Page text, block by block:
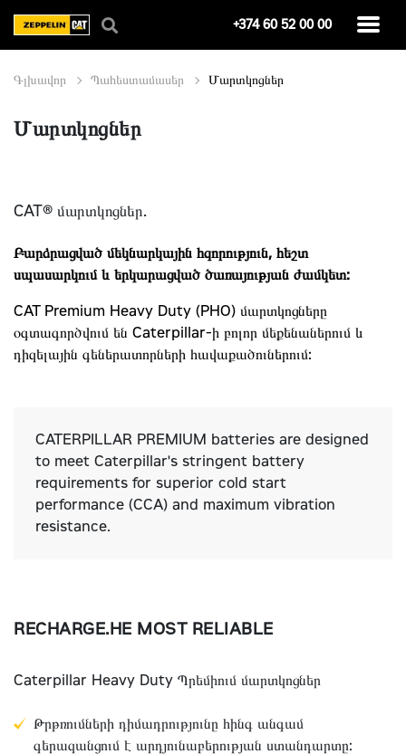
+374 60 52 00 00
Գլխավոր Պահեստամասեր Մարտկոցներ
Մարտկոցներ
CAT® մարտկոցներ.
Բարձրացված մեկնարկային հզորություն, հեշտ
սպասարկում և երկարացված ծառայության ժամկետ:
CAT Premium Heavy Duty (PHO) մարտկոցները
օգտագործվում են Caterpillar-ի բոլոր մեքենաներում և
դիզելային գեներատորների հավաքածուներում:
CATERPILLAR PREMIUM batteries are designed
to meet Caterpillar's stringent battery
requirements for superior cold start
performance (CCA) and maximum vibration
resistance.
RECHARGE.HE MOST RELIABLE
Caterpillar Heavy Duty Պրեմիում մարտկոցներ
Թրթռումների դիմադրությունը հինգ անգամ
գերազանցում է արդյունաբերության ստանդարտը: